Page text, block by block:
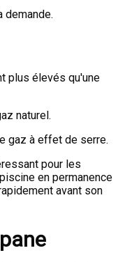
demande.
plus élevés qu'une
naturel.
gaz à effet de serre.
pour les
en permanence
avant son